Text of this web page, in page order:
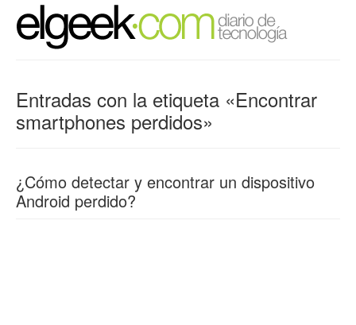
Entradas con la etiqueta «Encontrar
smartphones perdidos»
¿Cómo detectar y encontrar un dispositivo
Android perdido?